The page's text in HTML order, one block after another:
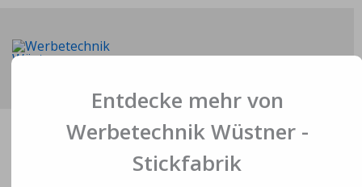
springen
Entdecke mehr von
Werbetechnik Wüstner -
Stickfabrik